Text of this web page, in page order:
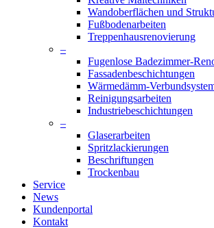
Wandoberflächen und
Fußbodenarbeiten
Treppenhausrenovierung
–
Fugenlose Badezimmer-
Fassadenbeschichtungen
Wärmedämm-
Reinigungsarbeiten
Industriebeschichtungen
–
Glaserarbeiten
Spritzlackierungen
Beschriftungen
Trockenbau
Service
News
Kundenportal
Kontakt